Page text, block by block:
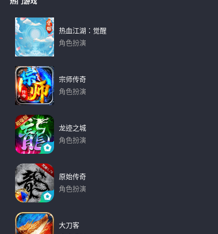
热血江湖：觉醒
角色扮演
宗师传奇
角色扮演
龙迹之城
角色扮演
原始传奇
角色扮演
大刀客